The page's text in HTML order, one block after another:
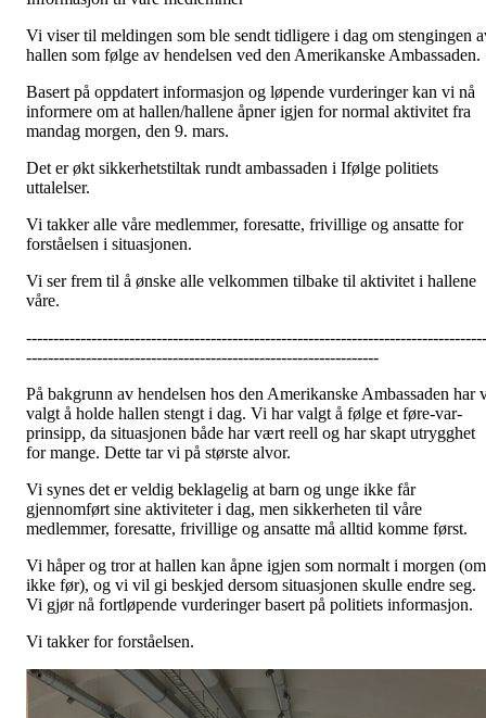
Vi viser til meldingen som ble sendt tidligere i dag om stengingen
hallen som følge av hendelsen ved den Amerikanske Ambassaden.
Basert på oppdatert informasjon og løpende vurderinger kan vi nå
informere om at hallen/hallene åpner igjen for normal aktivitet fra
mandag morgen, den 9. mars.
Det er økt sikkerhetstiltak rundt ambassaden i Ifølge politiets
uttalelser.
Vi takker alle våre medlemmer, foresatte, frivillige og ansatte for
forståelsen i situasjonen.
Vi ser frem til å ønske alle velkommen tilbake til aktivitet i hallene
våre.
-----------------------------------------------------------------
På bakgrunn av hendelsen hos den Amerikanske Ambassaden har
valgt å holde hallen stengt i dag. Vi har valgt å følge et føre-var-
prinsipp, da situasjonen både har vært reell og har skapt utrygghet
for mange. Dette tar vi på største alvor.
Vi synes det er veldig beklagelig at barn og unge ikke får
gjennomført sine aktiviteter i dag, men sikkerheten til våre
medlemmer, foresatte, frivillige og ansatte må alltid komme først.
Vi håper og tror at hallen kan åpne igjen som normalt i morgen (om
ikke før), og vi vil gi beskjed dersom situasjonen skulle endre seg.
Vi gjør nå fortløpende vurderinger basert på politiets informasjon.
Vi takker for forståelsen.